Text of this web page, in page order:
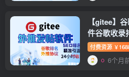
【gitee】
件谷歌收录
付费资源 ￥
6个月